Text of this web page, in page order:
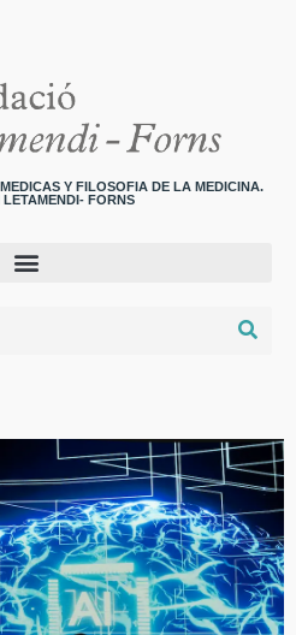
Y FILOSOFIA DE LA MEDICINA.
FORNS